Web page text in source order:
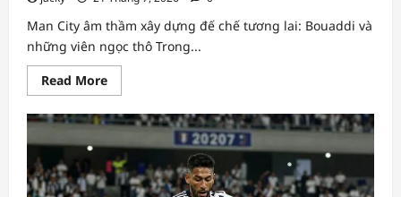
Man City âm thầm xây dựng đế chế tương lai: Bouaddi và
những viên ngọc thô Trong...
Read MoreRead
more
Man
City
âm
thầm
xây
dựng
đế